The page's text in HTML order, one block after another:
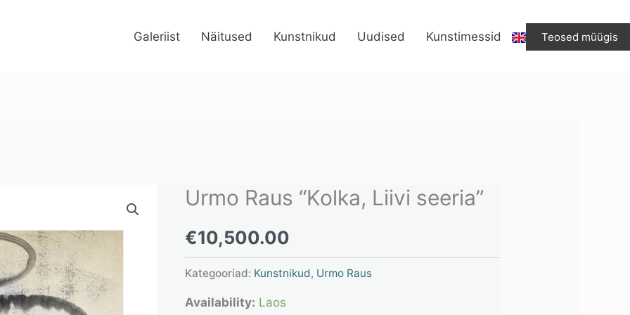
Galeriist Näitused Kunstnikud Uudised Kunstimessid Teosed müügis
Urmo Raus “Kolka, Liivi seeria”
€10,500.00
Kategooriad: Kunstnikud, Urmo Raus
Availability: Laos
Urmo
"Kolka,
Liivi
seeria"
kogus